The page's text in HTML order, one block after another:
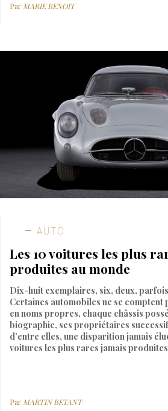
Par MARIE BENOIT
AUTO
Les 10 voitures les plus
produites au monde
Dix-huit exemplaires, six, deux,
Certaines automobiles ne se comptent
en noms propres, chaque châssis
biographie, ses propriétaires
d’entre elles, une disparition jamais
voitures les plus rares jamais
Par MARTIN BETANT